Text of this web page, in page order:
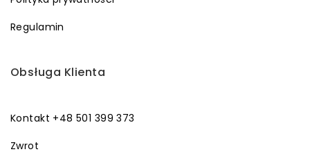
Regulamin
Obsługa Klienta
Kontakt +48 501 399 373
Zwrot